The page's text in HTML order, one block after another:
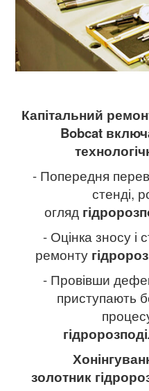
Капітальний
Bobcat
- Попередня
стенді,
огляд
- Оцінка зносу і
ремонту
- Провівши
приступають
золотник